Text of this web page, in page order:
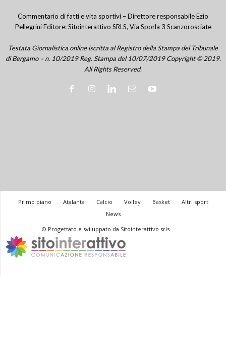
Commentario di fatti e vita sportivi – Direttore responsabile Ezio
Pellegrini Editore: Sitointerattivo SRLS, Via Sporla 3 Scanzorosciate
Testata Giornalistica online iscritta al Registro della Stampa del Tribunale
di Bergamo – n. 10/2019 Reg. Stampa del 10/07/2019 Copyright © 2019.
All Rights Reserved.
Primo piano Atalanta Calcio Volley Basket
Altri sport
News
© Progettato e sviluppato da Sitointerattivo srls